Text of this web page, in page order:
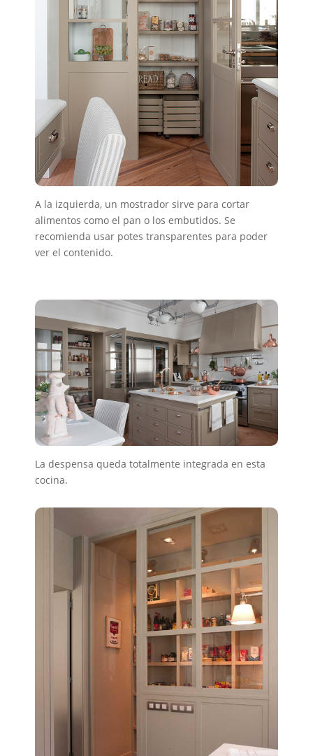
A la izquierda, un mostrador sirve para cortar
alimentos como el pan o los embutidos. Se
recomienda usar potes transparentes para poder
ver el contenido.
La despensa queda totalmente integrada en esta
cocina.